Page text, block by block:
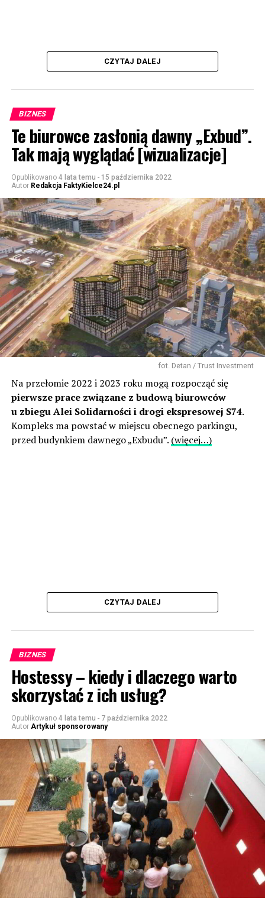
CZYTAJ DALEJ
BIZNES
Te biurowce zasłonią dawny „Exbud”.
Tak mają wyglądać [wizualizacje]
Opublikowano 4 lata temu - 15 października 2022
Autor Redakcja FaktyKielce24.pl
fot. Detan / Trust Investment
Na przełomie 2022 i 2023 roku mogą rozpocząć się
pierwsze prace związane z budową biurowców
u zbiegu Alei Solidarności i drogi ekspresowej S74.
Kompleks ma powstać w miejscu obecnego parkingu,
przed budynkiem dawnego „Exbudu”. (więcej…)
CZYTAJ DALEJ
BIZNES
Hostessy – kiedy i dlaczego warto
skorzystać z ich usług?
Opublikowano 4 lata temu - 7 października 2022
Autor Artykuł sponsorowany